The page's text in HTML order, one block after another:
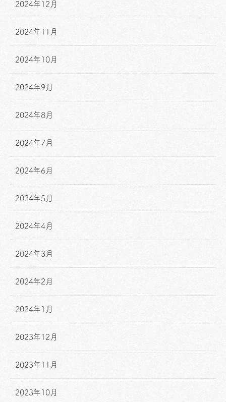
2024年12月
2024年11月
2024年10月
2024年9月
2024年8月
2024年7月
2024年6月
2024年5月
2024年4月
2024年3月
2024年2月
2024年1月
2023年12月
2023年11月
2023年10月